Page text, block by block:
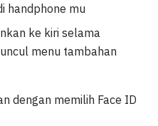
handphone mu
ke kiri selama
menu tambahan
dengan memilih Face ID